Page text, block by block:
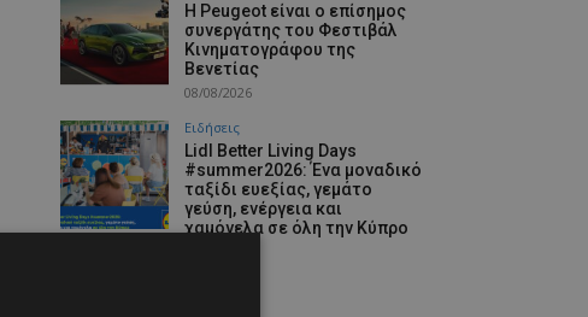
Η Peugeot είναι ο επίσημος
συνεργάτης του Φεστιβάλ
Κινηματογράφου της
Βενετίας
08/08/2026
Ειδήσεις
Lidl Better Living Days
#summer2026: Ένα μοναδικό
ταξίδι ευεξίας, γεμάτο
γεύση, ενέργεια και
χαμόγελα σε όλη την Κύπρο